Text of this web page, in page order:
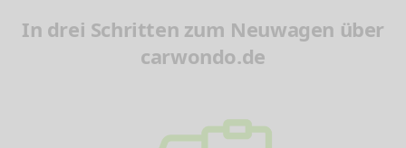
In drei Schritten zum Neuwagen über
carwondo.de